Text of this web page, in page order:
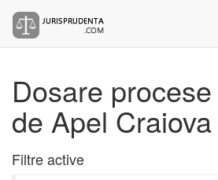
Dosare
de Apel
Filtre active